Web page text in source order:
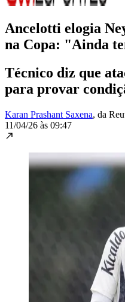
Ancelotti elogia
na Copa: "Ainda
Técnico diz que
para provar
Karan Prashant Saxena, da
11/04/26 às 09:47